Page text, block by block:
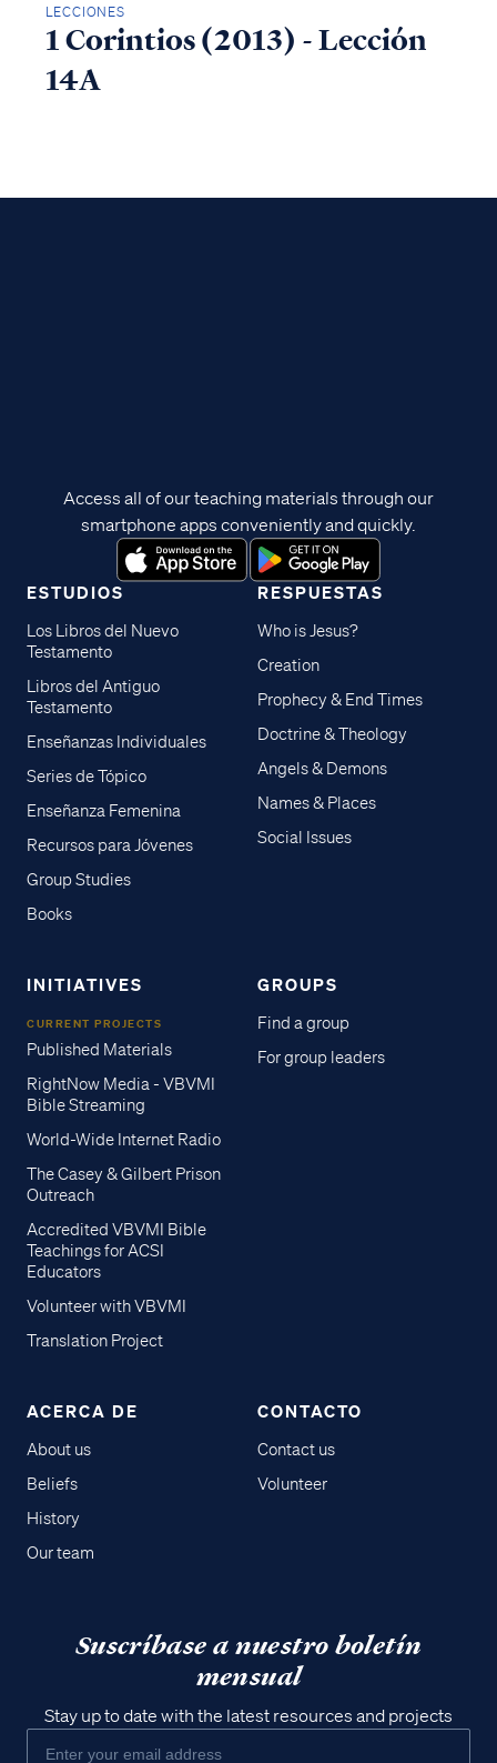
LECCIONES
1 Corintios (2013) - Lección
14A
ESTUDIOS
Los Libros del Nuevo
Testamento
Libros del Antiguo
Testamento
Enseñanzas Individuales
Series de Tópico
Enseñanza Femenina
Recursos para Jóvenes
Group Studies
Books
RESPUESTAS
Who is Jesus?
Creation
Prophecy & End Times
Doctrine & Theology
Angels & Demons
Names & Places
Social Issues
INITIATIVES
CURRENT PROJECTS
Published Materials
RightNow Media - VBVMI
Bible Streaming
World-Wide Internet Radio
The Casey & Gilbert Prison
Outreach
Accredited VBVMI Bible
Teachings for ACSI
Educators
Volunteer with VBVMI
Translation Project
GROUPS
Find a group
For group leaders
ACERCA DE
About us
Beliefs
History
Our team
CONTACTO
Contact us
Volunteer
Access all of our teaching materials through our
smartphone apps conveniently and quickly.
Suscríbase a nuestro boletín
mensual
Stay up to date with the latest resources and projects